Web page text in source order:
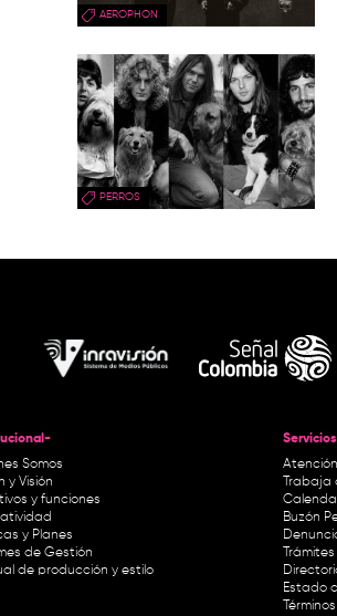
AEROPHON
PERROS
Somos
y Visión
y funciones
y Planes
de Gestión
de producción y estilo
Servicios
Buzón
Estado